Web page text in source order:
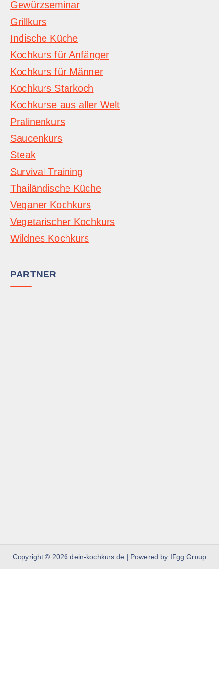
Gewürzseminar
Grillkurs
Indische Küche
Kochkurs für Anfänger
Kochkurs für Männer
Kochkurs Starkoch
Kochkurse aus aller Welt
Pralinenkurs
Saucenkurs
Steak
Survival Training
Thailändische Küche
Veganer Kochkurs
Vegetarischer Kochkurs
Wildnes Kochkurs
PARTNER
Copyright © 2026 dein-kochkurs.de | Powered by IFgg Group